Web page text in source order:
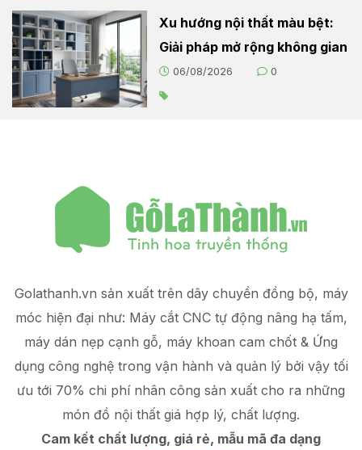
Xu hướng nội thất màu bệt:
Giải pháp mở rộng không gian
06/08/2026 0
Golathanh.vn sản xuất trên dây chuyền đồng bộ, máy
móc hiện đại như: Máy cắt CNC tự động nâng hạ tấm,
máy dán nẹp cạnh gỗ, máy khoan cam chốt & Ứng
dụng công nghệ trong vận hành và quản lý bởi vậy tối
ưu tới 70% chi phí nhân công sản xuất cho ra những
món đồ nội thất giá hợp lý, chất lượng.
Cam kết chất lượng, giá rẻ, mẫu mã đa dạng